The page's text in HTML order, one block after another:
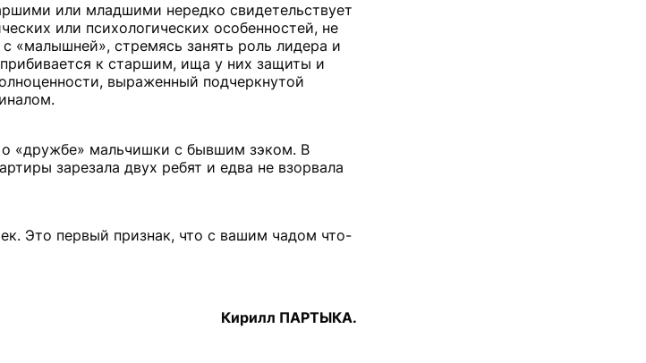
или младшими нередко свидетельствует
или психологических особенностей, не
«малышней», стремясь занять роль лидера и
к старшим, ища у них защиты и
выраженный подчеркнутой
о «дружбе» мальчишки с бывшим зэком. В
зарезала двух ребят и едва не взорвала
Это первый признак, что с вашим чадом что-
Кирилл ПАРТЫКА.